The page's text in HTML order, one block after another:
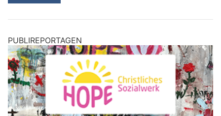
PUBLIREPORTAGEN